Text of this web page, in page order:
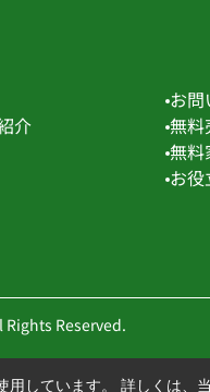
介
お
無料
無料
お
Rights Reserved.
用しています。 詳しくは、